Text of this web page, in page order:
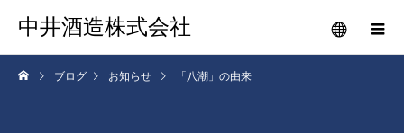
中井酒造株式会社
ブログ お知らせ 「八潮」の由来